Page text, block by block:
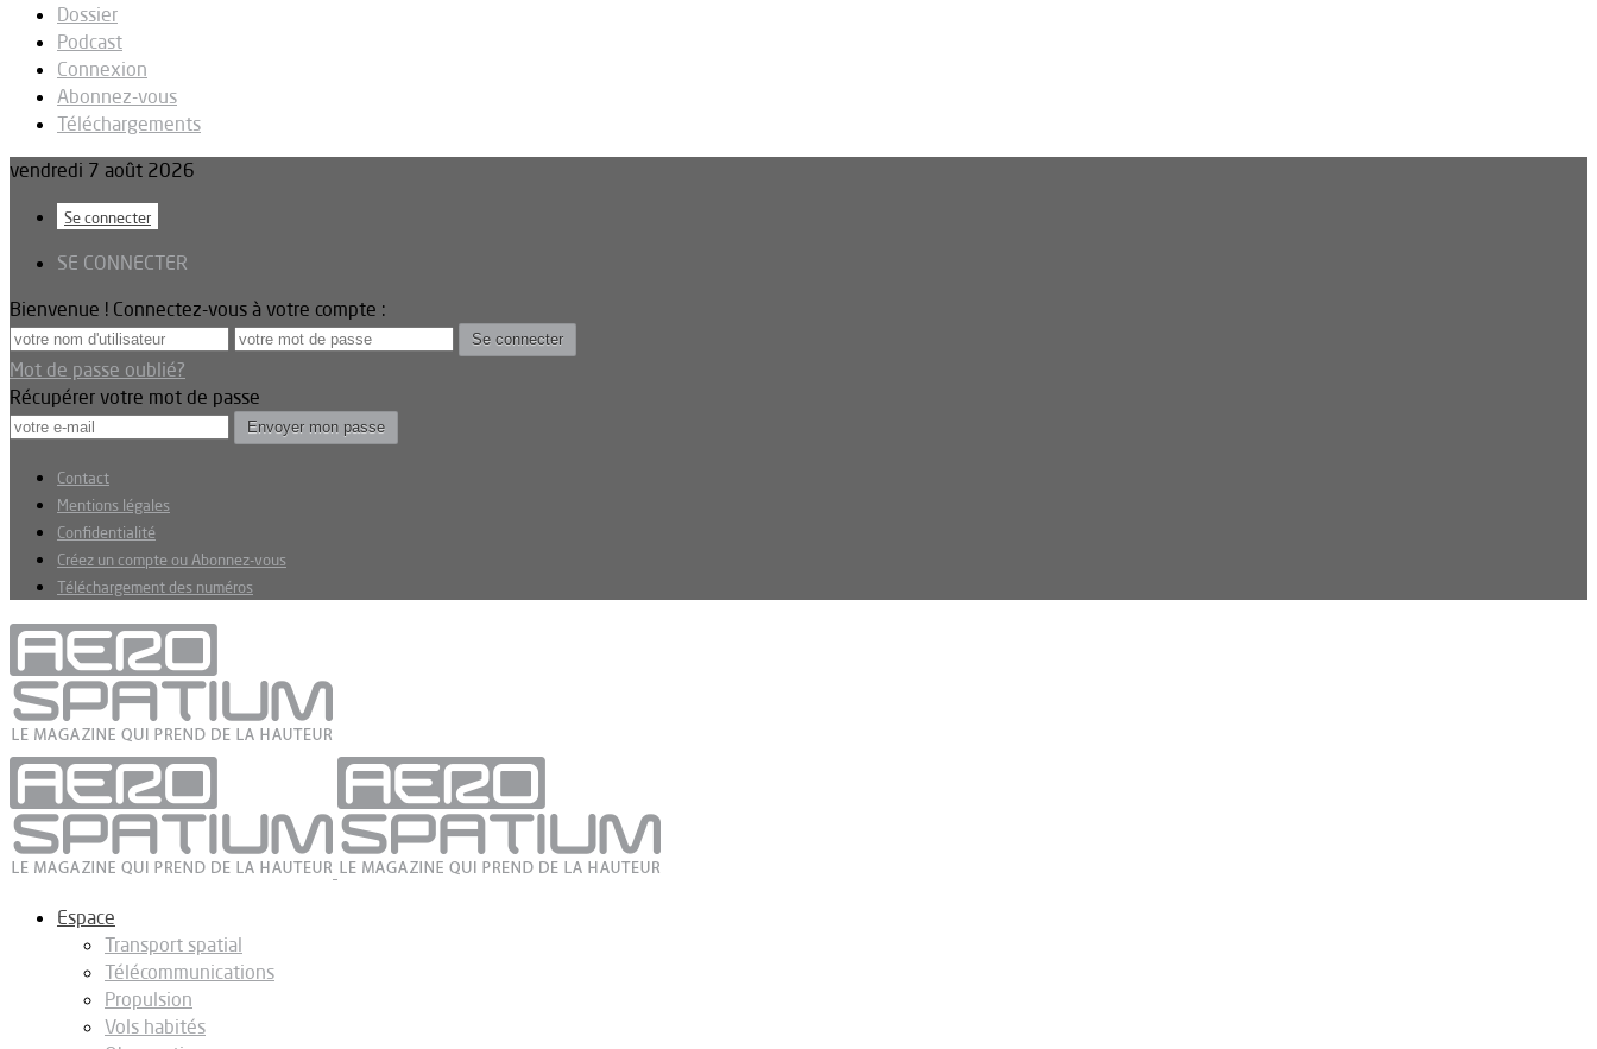
Dossier
Podcast
Connexion
Abonnez-vous
Téléchargements
vendredi 7 août 2026
Se connecter
SE CONNECTER
Bienvenue ! Connectez-vous à votre compte :
Mot de passe oublié?
Récupérer votre mot de passe
Contact
Mentions légales
Confidentialité
Créez un compte ou Abonnez-vous
Téléchargement des numéros
Espace
Transport spatial
Télécommunications
Propulsion
Vols habités